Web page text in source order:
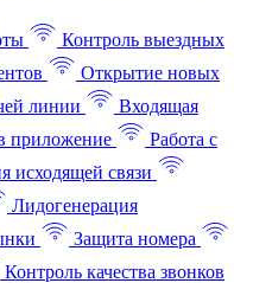
Контроль выездных
Открытие новых
линии
Входящая
приложение
Работа с
исходящей связи
Лидогенерация
Защита номера
Контроль качества звонков